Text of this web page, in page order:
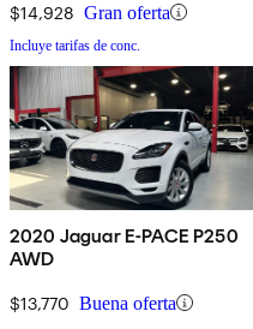
$14,928 Gran oferta
Incluye tarifas de conc.
2020 Jaguar E-PACE P250
AWD
$13,770 Buena oferta